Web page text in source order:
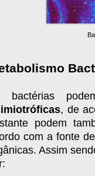
bactérias
, de
podem
com a fonte
Assim